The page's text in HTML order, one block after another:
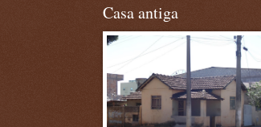
Casa antiga